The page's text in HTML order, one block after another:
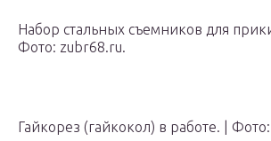
Набор стальных съемников для
Фото: zubr68.ru.
Гайкорез (гайкокол) в работе. |